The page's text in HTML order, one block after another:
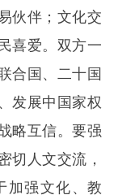
伙伴；文化交
喜爱。双方一
合国、二十国
发展中国家权
略互信。要强
切人文交流，
加强文化、教